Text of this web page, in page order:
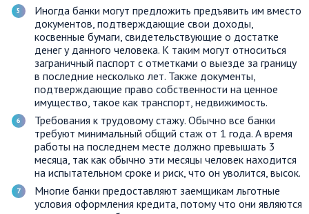
Иногда банки могут предложить предъявить им вместо
документов, подтверждающие свои доходы,
косвенные бумаги, свидетельствующие о достатке
денег у данного человека. К таким могут относиться
заграничный паспорт с отметками о выезде за границу
в последние несколько лет. Также документы,
подтверждающие право собственности на ценное
имущество, такое как транспорт, недвижимость.
Требования к трудовому стажу. Обычно все банки
требуют минимальный общий стаж от 1 года. А время
работы на последнем месте должно превышать 3
месяца, так как обычно эти месяцы человек находится
на испытательном сроке и риск, что он уволится, высок.
Многие банки предоставляют заемщикам льготные
условия оформления кредита, потому что они являются